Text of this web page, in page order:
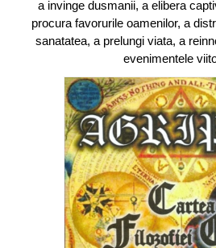
a invinge dusmanii, a elibera
procura favorurile oamenilor, a
sanatatea, a prelungi viata, a
evenimentele